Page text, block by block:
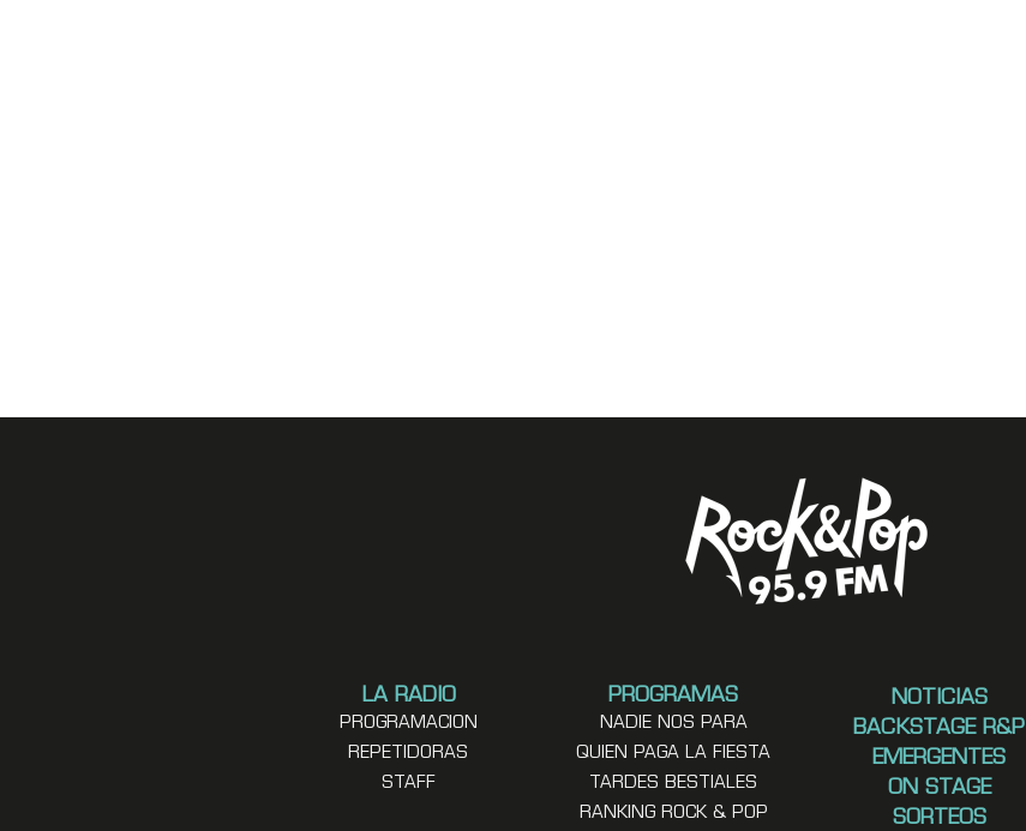
LA RADIO
PROGRAMACION
REPETIDORAS
STAFF
PROGRAMAS
NADIE NOS PARA
QUIEN PAGA LA FIESTA
TARDES BESTIALES
RANKING ROCK & POP
NOTICIAS
BACKSTAGE R&P
EMERGENTES
ON STAGE
SORTEOS